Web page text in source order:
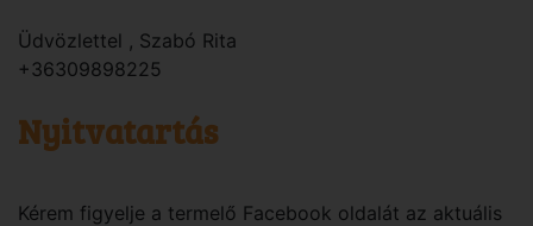
Üdvözlettel , Szabó Rita
+36309898225
Nyitvatartás
Kérem figyelje a termelő Facebook oldalát az aktuális